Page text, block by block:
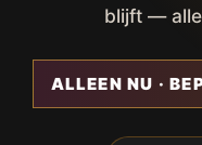
blijft —
ALLEEN NU ·